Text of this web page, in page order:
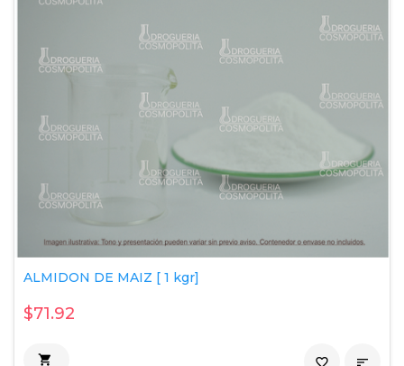
ALMIDON DE MAIZ [ 1 kgr]
$71.92
 
favorite_border